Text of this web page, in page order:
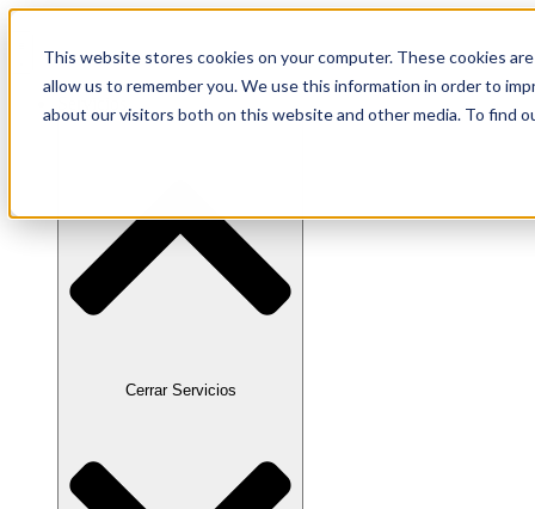
This website stores cookies on your computer. These cookies
allow us to remember you. We use this information in order to
about our visitors both on this website and other media. To find
Ir
contenido
Cerrar Servicios